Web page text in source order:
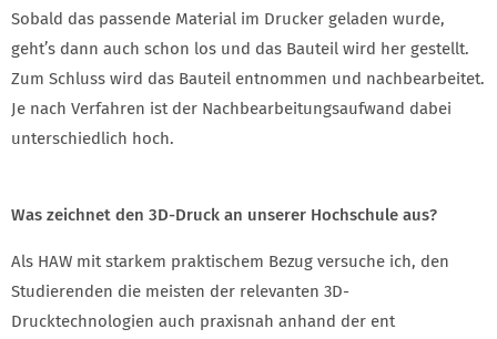
Sobald das passende Material im Drucker geladen wurde,
geht’s dann auch schon los und das Bauteil wird her gestellt.
Zum Schluss wird das Bauteil entnommen und nachbearbeitet.
Je nach Verfahren ist der Nachbearbeitungsaufwand dabei
unterschiedlich hoch.
Was zeichnet den 3D-Druck an unserer Hochschule aus?
Als HAW mit starkem praktischem Bezug versuche ich, den
Studierenden die meisten der relevanten 3D-
Drucktechnologien auch praxisnah anhand der ent